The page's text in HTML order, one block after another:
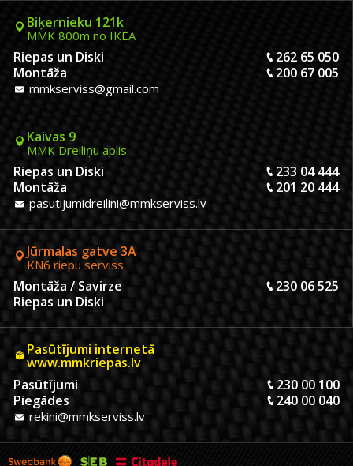
Biķernieku 121k
MMK 800m no IKEA
Riepas un Diski
262 65 050
Montāža
200 67 005
mmkserviss@gmail.com
Kaivas 9
MMK Dreiliņu aplis
Riepas un Diski
233 04 444
Montāža
201 20 444
pasutijumidreilini@mmkserviss.lv
Jūrmalas gatve 3A
KN6 riepu serviss
Montāža / Savirze
230 06 525
Riepas un Diski
Pasūtījumi internetā
www.mmkriepas.lv
Pasūtījumi
230 00 100
Piegādes
240 00 040
rekini@mmkserviss.lv